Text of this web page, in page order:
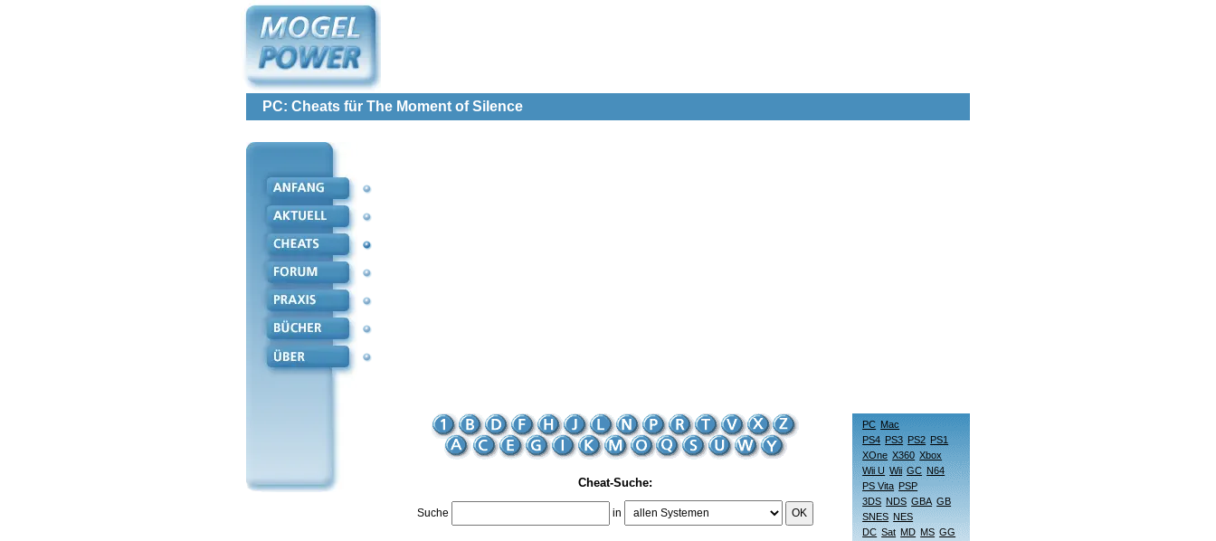
PC: Cheats für The Moment of Silence
Cheat-Suche:
Suche in OK
PC Mac
PS4 PS3 PS2 PS1
XOne X360 Xbox
Wii U Wii GC N64
PS Vita PSP
3DS NDS GBA GB
SNES NES
DC Sat MD MS GG